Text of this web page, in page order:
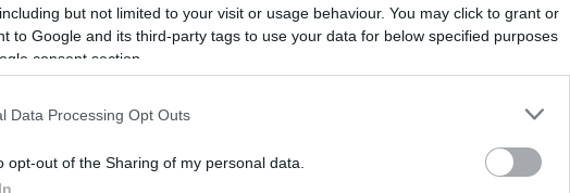
but not limited to your visit or usage behaviour. You may click to grant or
to Google and its third-party tags to use your data for below specified purposes
consent section.
Data Processing Opt Outs
opt-out of the Sharing of my personal data.
cliccando qui NECROLOGIE